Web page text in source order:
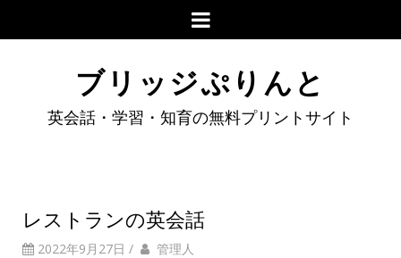
ブリッジぷりんと
英会話・学習・知育の無料プリントサイト
レストランの英会話
2022年9月27日 / 管理人